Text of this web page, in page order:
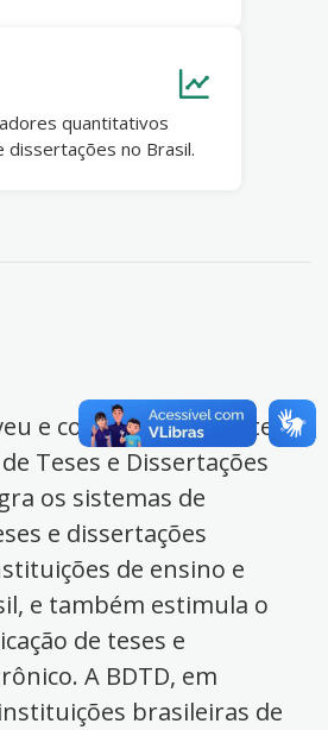
quantitativos
no Brasil.
e coordena a Biblioteca
Teses e Dissertações
os sistemas de
e dissertações
de ensino e
e também estimula o
de teses e
A BDTD, em
brasileiras de